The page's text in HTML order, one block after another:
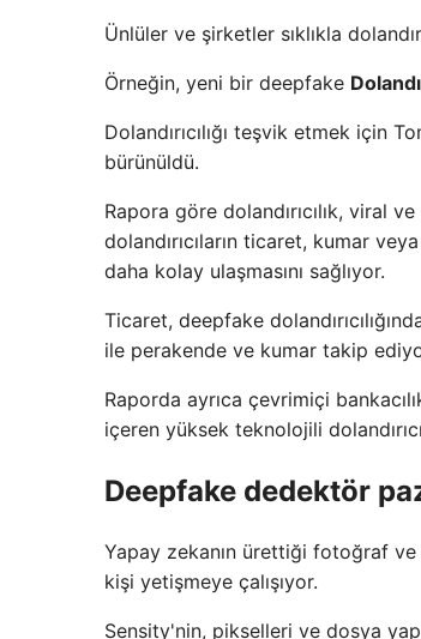
Ünlüler ve şirketler sıklıkla
Örneğin, yeni bir deepfake
Dolandırıcılığı teşvik etmek için
bürünüldü.
Rapora göre dolandırıcılık, viral
dolandırıcıların ticaret, kumar
daha kolay ulaşmasını sağlıyor.
Ticaret, deepfake
ile perakende ve kumar takip
Raporda ayrıca çevrimiçi
içeren yüksek teknolojili
Deepfake dedektör
Yapay zekanın ürettiği fotoğraf
kişi yetişmeye çalışıyor.
Sensity'nin, pikselleri ve dosya